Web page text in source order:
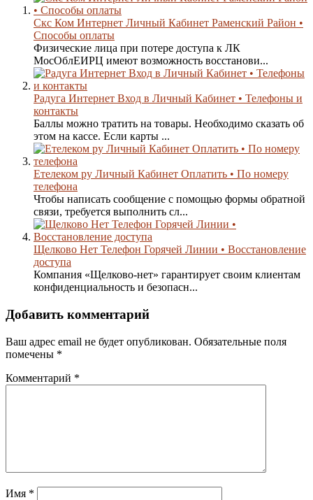
Скс Ком Интернет Личный Кабинет Раменский Район •
Способы оплаты
Физические лица при потере доступа к ЛК
MocOблEИPЦ имеют возможность восстанови...
Радуга Интернет Вход в Личный Кабинет • Телефоны и
контакты
Баллы можно тратить на товары. Необходимо сказать об
этом на кассе. Если карты ...
Етелеком ру Личный Кабинет Оплатить • По номеру
телефона
Чтобы написать сообщение с помощью формы обратной
связи, требуется выполнить сл...
Щелково Нет Телефон Горячей Линии • Восстановление
доступа
Компания «Щелково-нет» гарантирует своим клиентам
конфиденциальность и безопасн...
Добавить комментарий
Ваш адрес email не будет опубликован. Обязательные поля
помечены *
Комментарий *
Имя *